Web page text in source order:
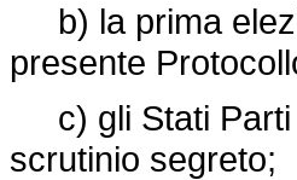
b) la prima
presente
c) gli Stati Parti
scrutinio segreto;